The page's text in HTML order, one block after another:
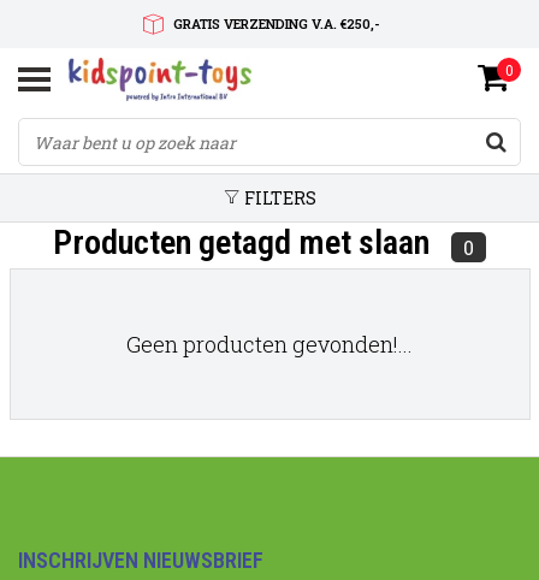
GRATIS VERZENDING V.A. €250,-
SNELLE LEVERTIJD
SERVICE OP MAAT
0
FILTERS
Producten getagd met slaan 0
Geen producten gevonden!...
INSCHRIJVEN NIEUWSBRIEF